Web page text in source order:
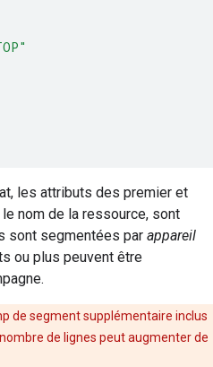
les attributs des premier et
nom de la ressource, sont
sont segmentées par appareil
ou plus peuvent être
de segment supplémentaire inclus
de lignes peut augmenter de